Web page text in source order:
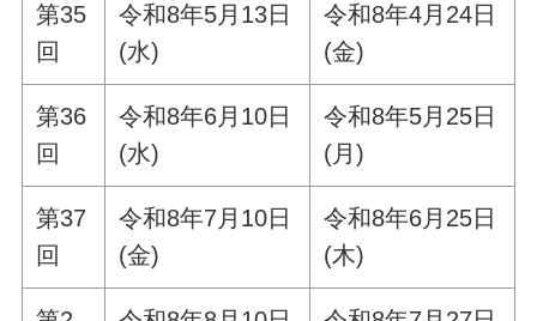
第35
回
令和8年5月13日
(水)
令和8年4月24日
(金)
第36
回
令和8年6月10日
(水)
令和8年5月25日
(月)
第37
回
令和8年7月10日
(金)
令和8年6月25日
(木)